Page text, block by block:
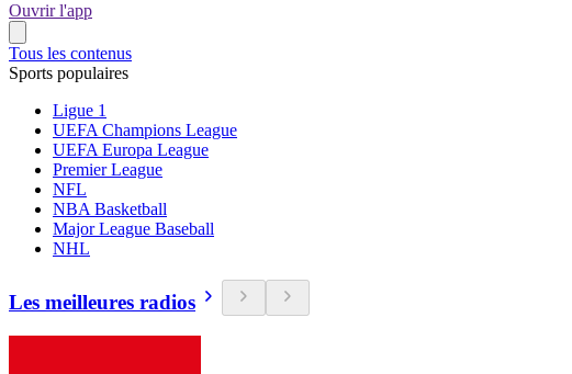
Ouvrir l'app
Tous les contenus
Sports populaires
Ligue 1
UEFA Champions League
UEFA Europa League
Premier League
NFL
NBA Basketball
Major League Baseball
NHL
Les meilleures radios